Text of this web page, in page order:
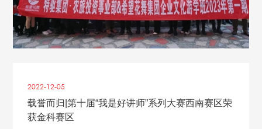
2022-12-05
载誉而归|第十届“我是好讲师”系列大赛西南赛区荣
获金科赛区